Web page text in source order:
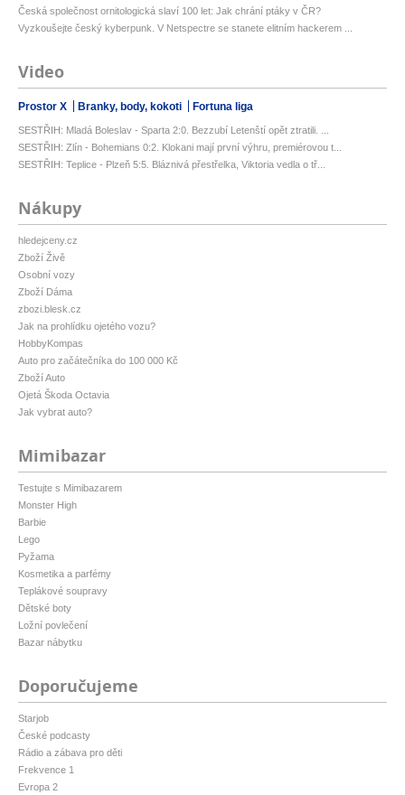
Česká společnost ornitologická slaví 100 let: Jak chrání ptáky v ČR?
Vyzkoušejte český kyberpunk. V Netspectre se stanete elitním hackerem ...
Video
Prostor X Branky, body, kokoti Fortuna liga
SESTŘIH: Mladá Boleslav - Sparta 2:0. Bezzubí Letenští opět ztratili. ...
SESTŘIH: Zlín - Bohemians 0:2. Klokani mají první výhru, premiérovou t...
SESTŘIH: Teplice - Plzeň 5:5. Bláznivá přestřelka, Viktoria vedla o tř...
Nákupy
hledejceny.cz
Zboží Živě
Osobní vozy
Zboží Dáma
zbozi.blesk.cz
Jak na prohlídku ojetého vozu?
HobbyKompas
Auto pro začátečníka do 100 000 Kč
Zboží Auto
Ojetá Škoda Octavia
Jak vybrat auto?
Mimibazar
Testujte s Mimibazarem
Monster High
Barbie
Lego
Pyžama
Kosmetika a parfémy
Teplákové soupravy
Dětské boty
Ložní povlečení
Bazar nábytku
Doporučujeme
Starjob
České podcasty
Rádio a zábava pro děti
Frekvence 1
Evropa 2